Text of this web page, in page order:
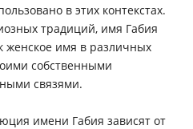
в этих контекстах.
традиций, имя Габия
женское имя в различных
собственными
связями.
имени Габия зависят от